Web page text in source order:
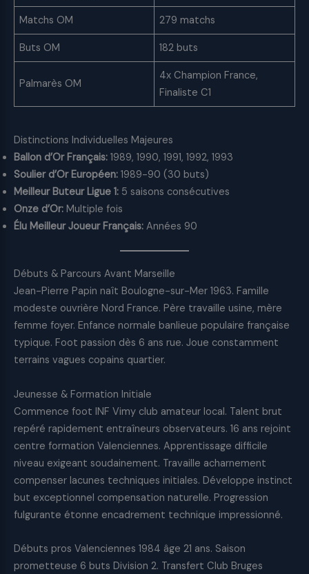
Matchs OM 279 matchs
Buts OM 182 buts
Palmarès OM
4x Champion France,
Finaliste C1
Distinctions Individuelles Majeures
Ballon d’Or Français: 1989, 1990, 1991, 1992, 1993
Soulier d’Or Européen: 1989-90 (30 buts)
Meilleur Buteur Ligue 1: 5 saisons consécutives
Onze d’Or: Multiple fois
Élu Meilleur Joueur Français: Années 90
Débuts & Parcours Avant Marseille
Jean-Pierre Papin naît Boulogne-sur-Mer 1963. Famille
modeste ouvrière Nord France. Père travaille usine, mère
femme foyer. Enfance normale banlieue populaire française
typique. Foot passion dès 6 ans rue. Joue constamment
terrains vagues copains quartier.
Jeunesse & Formation Initiale
Commence foot INF Vimy club amateur local. Talent brut
repéré rapidement entraîneurs observateurs. 16 ans rejoint
centre formation Valenciennes. Apprentissage difficile
niveau exigeant soudainement. Travaille acharnement
compenser lacunes techniques initiales. Développe instinct
but exceptionnel compensation naturelle. Progression
fulgurante étonne encadrement technique impressionné.
Débuts pros Valenciennes 1984 âge 21 ans. Saison
prometteuse 6 buts Division 2. Transfert Club Bruges